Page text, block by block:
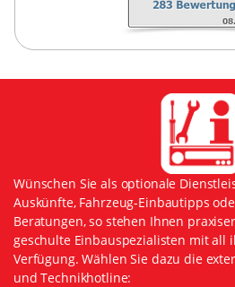
Wünschen Sie als optionale
Auskünfte, Fahrzeug-Einbautipps
Beratungen, so stehen Ihnen
geschulte Einbauspezialisten mit all
Verfügung. Wählen Sie dazu die
und Technikhotline: